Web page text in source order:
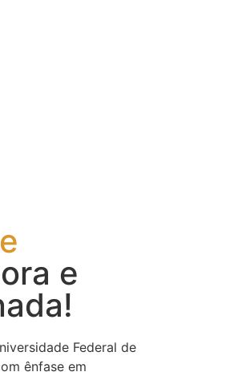
e
Federal de
ênfase em